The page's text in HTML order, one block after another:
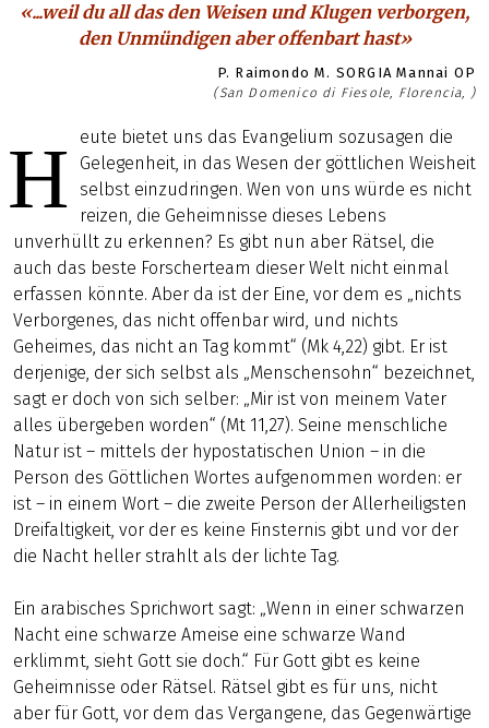
«...weil du all das den Weisen und Klugen verborgen,
den Unmündigen aber offenbart hast»
P. Raimondo M. SORGIA Mannai OP
(San Domenico di Fiesole, Florencia, )
H
eute bietet uns das Evangelium sozusagen die
Gelegenheit, in das Wesen der göttlichen Weisheit
selbst einzudringen. Wen von uns würde es nicht
reizen, die Geheimnisse dieses Lebens
unverhüllt zu erkennen? Es gibt nun aber Rätsel, die
auch das beste Forscherteam dieser Welt nicht einmal
erfassen könnte. Aber da ist der Eine, vor dem es „nichts
Verborgenes, das nicht offenbar wird, und nichts
Geheimes, das nicht an Tag kommt“ (Mk 4,22) gibt. Er ist
derjenige, der sich selbst als „Menschensohn“ bezeichnet,
sagt er doch von sich selber: „Mir ist von meinem Vater
alles übergeben worden“ (Mt 11,27). Seine menschliche
Natur ist – mittels der hypostatischen Union – in die
Person des Göttlichen Wortes aufgenommen worden: er
ist – in einem Wort – die zweite Person der Allerheiligsten
Dreifaltigkeit, vor der es keine Finsternis gibt und vor der
die Nacht heller strahlt als der lichte Tag.
Ein arabisches Sprichwort sagt: „Wenn in einer schwarzen
Nacht eine schwarze Ameise eine schwarze Wand
erklimmt, sieht Gott sie doch.“ Für Gott gibt es keine
Geheimnisse oder Rätsel. Rätsel gibt es für uns, nicht
aber für Gott, vor dem das Vergangene, das Gegenwärtige